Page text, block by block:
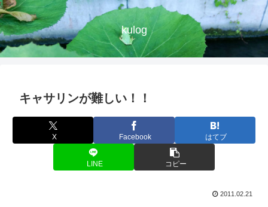
kulog
キャサリンが難しい！！
X Facebook はてブ
LINE コピー
2011.02.21